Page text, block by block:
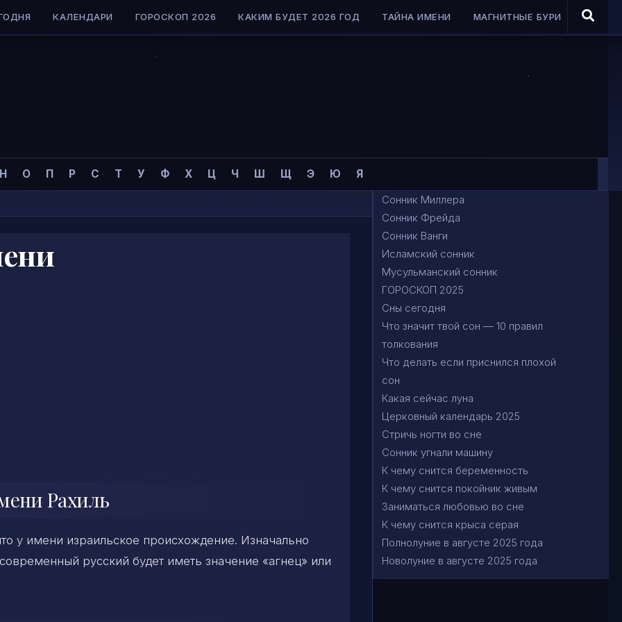
КАЛЕНДАРИ ГОРОСКОП 2026 КАКИМ БУДЕТ 2026 ГОД ТАЙНА ИМЕНИ МАГНИТНЫЕ БУРИ
Н О П Р С Т У Ф Х Ц Ч Ш Щ Э Ю Я
Рахиль
у имени израильское происхождение. Изначально
русский будет иметь значение «агнец» или
Сонник Миллера
Сонник Фрейда
Сонник Ванги
Исламский сонник
Мусульманский сонник
ГОРОСКОП 2025
Сны сегодня
Что значит твой сон — 10 правил
толкования
Что делать если приснился плохой
сон
Какая сейчас луна
Церковный календарь 2025
Стричь ногти во сне
Сонник угнали машину
К чему снится беременность
К чему снится покойник живым
Заниматься любовью во сне
К чему снится крыса серая
Полнолуние в августе 2025 года
Новолуние в августе 2025 года